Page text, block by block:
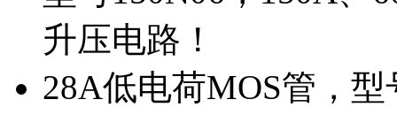
升压电路！
28A低电荷MOS管，